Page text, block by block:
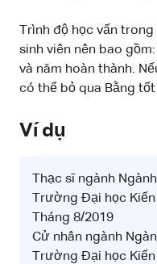
Trình độ học vấn
sinh viên nên bao
và năm hoàn thành.
có thể bỏ qua Bằng
Ví dụ
Thạc sĩ ngành
Trường Đại học Kiến
Tháng 8/2019
Cử nhân ngành
Trường Đại học Kiến